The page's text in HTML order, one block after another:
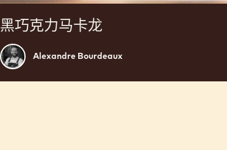
黑巧克力马卡龙
Alexandre
Bourdeaux
Alexandre Bourdeaux